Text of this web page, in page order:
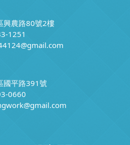
興農路80號2樓
1251
國平路391號
0660